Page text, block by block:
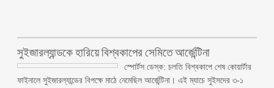
সুইজারল্যান্ডকে হারিয়ে বিশ্বকাপের সেমিতে আর্জেন্টিনা
স্পোর্টস ডেস্ক: চলতি বিশ্বকাপে শেষ কোয়ার্টার
ফাইনালে সুইজারল্যান্ডের বিপক্ষে মাঠে নেমেছিল আর্জেন্টিনা। এই ম্যাচে সুইসদের ৩-১